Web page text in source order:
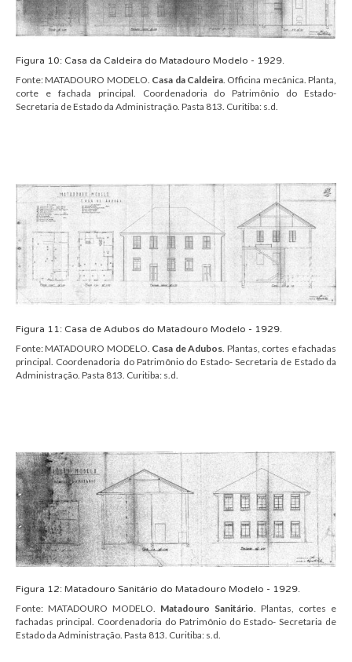
Figura 10: Casa da Caldeira do Matadouro Modelo - 1929.
Fonte:MATADOURO MODELO. Casa da Caldeira. Officina mecânica. Planta,
corte e fachada principal. Coordenadoria do Patrimônio do Estado-
Secretaria de Estado da Administração. Pasta 813. Curitiba: s.d.
Figura 11 : Casa de Adubos do Matadouro Modelo - 1929.
Fonte:MATADOURO MODELO. Casa deAdubos Plantas, cortes e fachadas
principal. Coordenadoria do Patrimônio do Estado- Secretaria de Estado da
Administração. Pasta 813. Curitiba: s.d.
Figura 12: Matadouro Sanitário do Matadouro Modelo - 1929.
Fonte: MATADOURO MODELO. Matadouro Sanitário. Plantas, cortes e
fachadas principal. Coordenadoria do Patrimônio do Estado- Secretaria de
Estado da Administração. Pasta 813. Curitiba: s.d.